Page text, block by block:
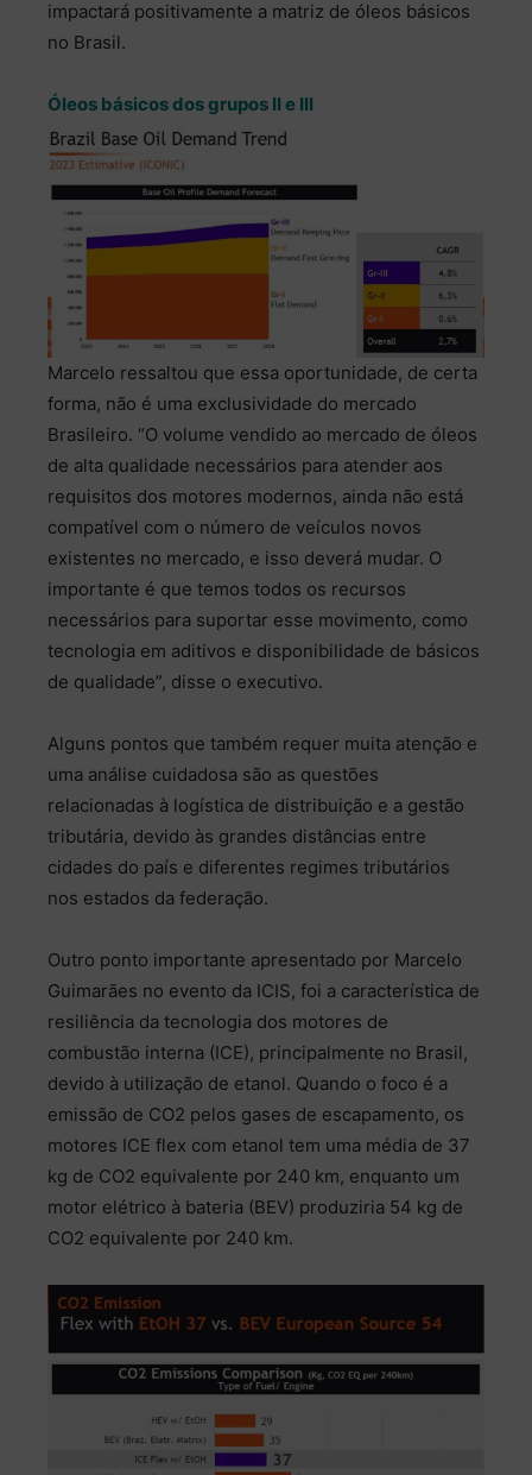
impactará positivamente a matriz de óleos básicos
no Brasil.
Óleos básicos dos grupos II e III
Marcelo ressaltou que essa oportunidade, de certa
forma, não é uma exclusividade do mercado
Brasileiro. “O volume vendido ao mercado de óleos
de alta qualidade necessários para atender aos
requisitos dos motores modernos, ainda não está
compatível com o número de veículos novos
existentes no mercado, e isso deverá mudar. O
importante é que temos todos os recursos
necessários para suportar esse movimento, como
tecnologia em aditivos e disponibilidade de básicos
de qualidade”, disse o executivo.
Alguns pontos que também requer muita atenção e
uma análise cuidadosa são as questões
relacionadas à logística de distribuição e a gestão
tributária, devido às grandes distâncias entre
cidades do país e diferentes regimes tributários
nos estados da federação.
Outro ponto importante apresentado por Marcelo
Guimarães no evento da ICIS, foi a característica de
resiliência da tecnologia dos motores de
combustão interna (ICE), principalmente no Brasil,
devido à utilização de etanol. Quando o foco é a
emissão de CO2 pelos gases de escapamento, os
motores ICE flex com etanol tem uma média de 37
kg de CO2 equivalente por 240 km, enquanto um
motor elétrico à bateria (BEV) produziria 54 kg de
CO2 equivalente por 240 km.